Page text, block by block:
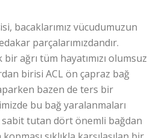
bacaklarımız vücudumuzun
parçalarımızdandır.
ağrı tüm hayatımızı olumsuz
birisi ACL ön çapraz bağ
bazen de ters bir
bu bağ yaralanmaları
tutan dört önemli bağdan